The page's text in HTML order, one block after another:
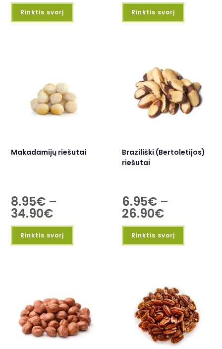
Rinktis svorį Rinktis svorį
Makadamijų riešutai
8.95€ –
34.90€
Rinktis svorį
Braziliški (Bertoletijos)
riešutai
6.95€ –
26.90€
Rinktis svorį